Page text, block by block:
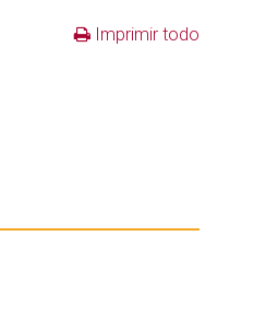
Imprimir todo